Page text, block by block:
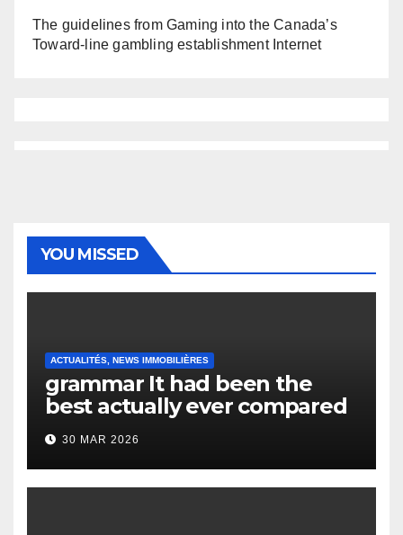
The guidelines from Gaming into the Canada’s
Toward-line gambling establishment Internet
YOU MISSED
ACTUALITÉS, NEWS IMMOBILIÈRES
grammar It had been the
best actually ever compared
to it’s the top actually?
English Vocabulary Learners
Heap Change
30 MAR 2026